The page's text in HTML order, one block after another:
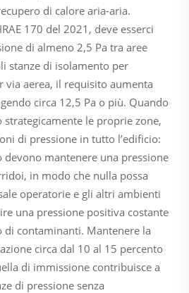
di calore aria-aria.
170 del 2021, deve esserci
di almeno 2,5 Pa tra aree
stanze di isolamento per
via aerea, il requisito aumenta
circa 12,5 Pa o più. Quando
le proprie zone,
di pressione in tutto l’edificio:
devono mantenere una pressione
in modo che nulla possa
operatorie e gli altri ambienti
una pressione positiva costante
di contaminanti. Mantenere la
circa dal 10 al 15 percento
di immissione contribuisce a
di pressione senza